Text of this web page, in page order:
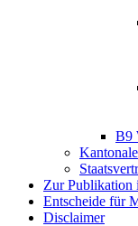
B9
Zur Publikation
Entscheide für
Disclaimer